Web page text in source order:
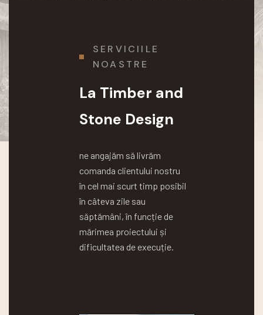
SERVICIILE
NOASTRE
La Timber and
Stone Design
ne angajăm să livrăm
comanda clientului nostru
în cel mai scurt timp posibil
în câteva zile sau
săptămâni, în funcție de
mărimea proiectului și
dificultatea de execuție.